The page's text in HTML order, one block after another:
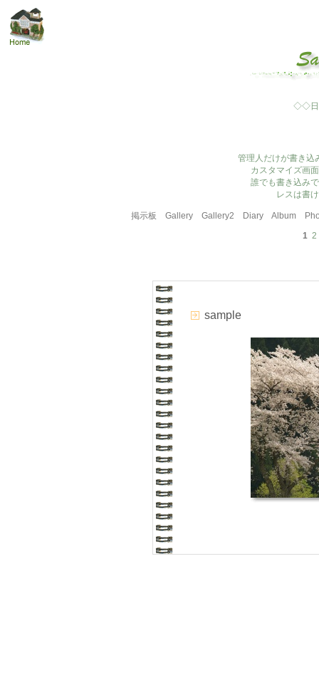
◇◇日
管理人だけが書き込
カスタマイズ画
誰でも書き込み
レスは書
掲示板 Gallery Gallery2 Diary Album
1 2
sample